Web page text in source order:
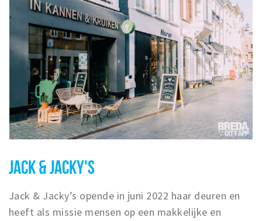
JACK & JACKY'S
Jack & Jacky’s opende in juni 2022 haar deuren en
heeft als missie mensen op een makkelijke en